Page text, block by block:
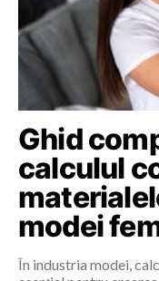
Ghid
calculul
modei
În industria modei,